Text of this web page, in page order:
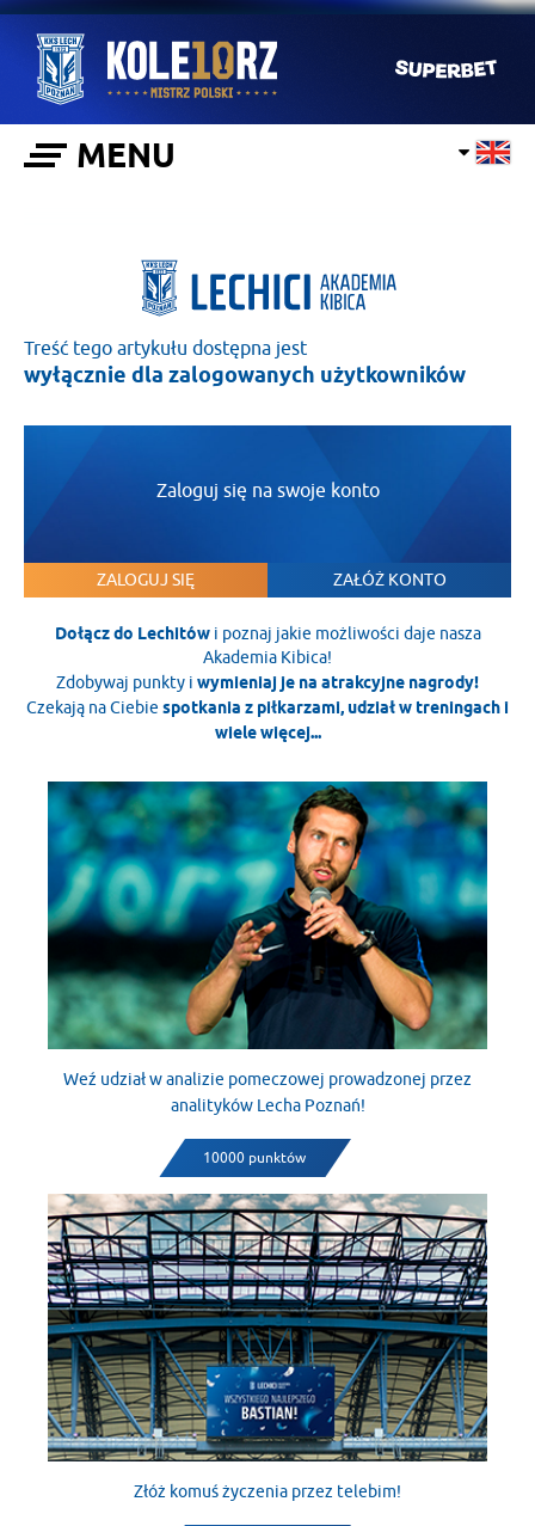
MENU
Treść tego artykułu dostępna jest
wyłącznie dla zalogowanych użytkowników
Zaloguj się na swoje konto
ZALOGUJ SIĘ ZAŁÓŻ KONTO
Dołącz do Lechitówi poznaj jakie możliwości daje nasza
Akademia Kibica!
Zdobywaj punkty i wymieniaj je na atrakcyjne nagrody!
Czekają na Ciebie spotkania z piłkarzami, udział w treningach i
wiele więcej...
Weź udział w analizie pomeczowej prowadzonej przez
analityków Lecha Poznań!
10000 punktów
Złóż komuś życzenia przez telebim!